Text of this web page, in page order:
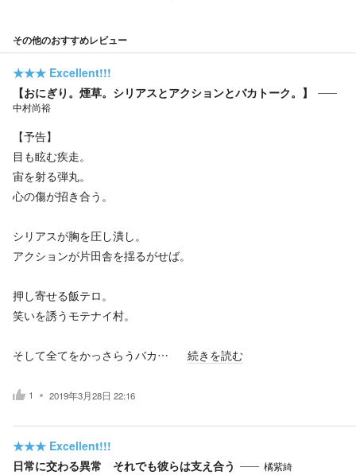
その他のおすすめレビュー
★★★ Excellent!!!
【おにぎり。煙草。シリアスとアクションとバカトーク。】
中村尚裕
【予告】
目も眩む疾走。
宙を射る弾丸。
心の傷が招き合う。
シリアスが胸を圧し潰し。
アクションが片田舎を揺るがせば。
押し寄せる飯テロ。
笑いを誘うモテナイ村。
そして全てをかっさらうバカ… 続きを読む
1 2019年3月28日 22:16
★★★ Excellent!!!
日常に交わる異常 それでも彼らは支え合う
橘紫綺